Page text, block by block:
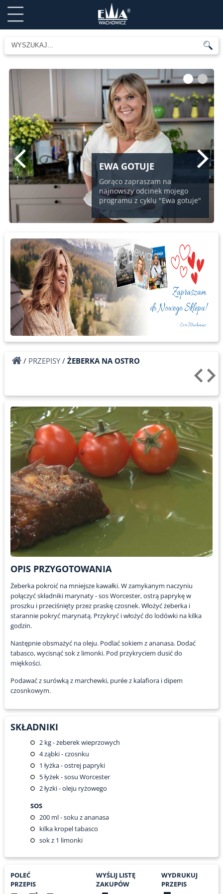
EWA GOTUJE
Gorąco zapraszam na
najnowszy odcinek mojego
programu z cyklu "Ewa gotuje"
1 2
/ PRZEPISY/ ŻEBERKA NA OSTRO
OPIS PRZYGOTOWANIA
Żeberka pokroić na mniejsze kawałki. W zamykanym naczyniu
połączyć składniki marynaty - sos Worcester, ostrą paprykę w
proszku i przeciśnięty przez praskę czosnek. Włożyć żeberka i
starannie pokryć marynatą. Przykryć i włożyć do lodówki na kilka
godzin.
Następnie obsmażyć na oleju. Podlać sokiem z ananasa. Dodać
tabasco, wycisnąć sok z limonki. Pod przykryciem dusić do
miękkości.
Podawać z surówką z marchewki, purée z kalafiora i dipem
czosnkowym.
SKŁADNIKI
2kg - żeberek wieprzowych
4ząbki - czosnku
1 łyżka - ostrej papryki
5łyżek - sosu Worcester
2łyzki - oleju ryżowego
SOS
200ml - soku z ananasa
kilka kropel tabasco
sok z 1 limonki
POLEĆ
PRZEPIS
WYŚLIJ LISTĘ
ZAKUPÓW
WYDRUKUJ
PRZEPIS